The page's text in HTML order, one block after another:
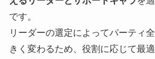
です。
リーダーの選定によってパーティ
きく変わるため、役割に応じて最